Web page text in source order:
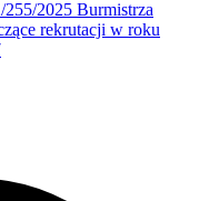
2025 Burmistrza
rekrutacji w roku